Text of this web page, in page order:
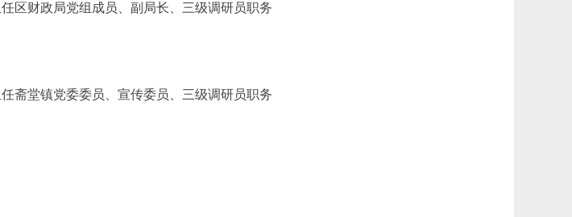
财政局党组成员、副局长、三级调研员职务
堂镇党委委员、宣传委员、三级调研员职务